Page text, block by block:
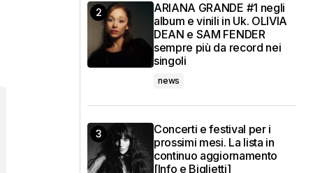
ARIANA GRANDE #1 negli
album e vinili in Uk. OLIVIA
DEAN e SAM FENDER
sempre più da record nei
singoli
news
Concerti e festival per i
prossimi mesi. La lista in
continuo aggiornamento
[Info e Biglietti]